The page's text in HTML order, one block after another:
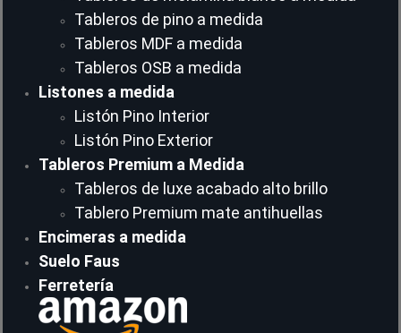
Tableros de pino a medida
Tableros MDF a medida
Tableros OSB a medida
Listones a medida
Listón Pino Interior
Listón Pino Exterior
Tableros Premium a Medida
Tableros de luxe acabado alto brillo
Tablero Premium mate antihuellas
Encimeras a medida
Suelo Faus
Ferretería